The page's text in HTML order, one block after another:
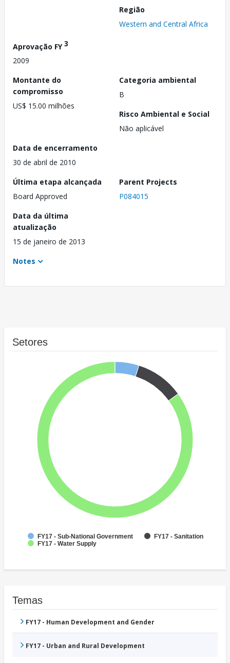
Região
Western and Central Africa
Aprovação FY3
2009
Montante do
compromisso
US$ 15.00 milhões
Categoria ambiental
B
Risco Ambiental e Social
Não aplicável
Data de encerramento
30 de abril de 2010
Última etapa alcançada
Board Approved
Parent Projects
P084015
Data da última
atualização
15 de janeiro de 2013
Notes
Setores
FY17 - Sub-National Government
FY17 - Sanitation
FY17 - Water Supply
Temas
FY17 - Human Development and Gender
FY17 - Urban and Rural Development